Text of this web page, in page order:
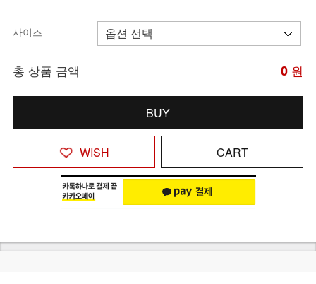
사이즈
총 상품 금액 0 원
BUY
WISH CART